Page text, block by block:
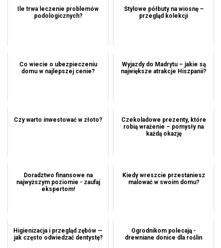
Ile trwa leczenie problemów
podologicznych?
Stylowe półbuty na wiosnę –
przegląd kolekcji
Co wiecie o ubezpieczeniu
domu w najlepszej cenie?
Wyjazdy do Madrytu – jakie są
największe atrakcje Hiszpanii?
Czy warto inwestować w złoto?
Czekoladowe prezenty, które
robią wrażenie – pomysły na
każdą okazję
Doradztwo finansowe na
najwyższym poziomie - zaufaj
ekspertom!
Kiedy wreszcie przestaniesz
malować w swoim domu?
Higienizacja i przegląd zębów —
jak często odwiedzać dentystę?
Ogrodnikom polecają -
drewniane donice dla roślin